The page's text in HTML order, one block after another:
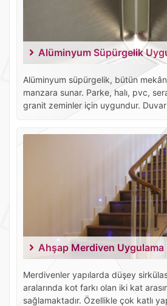
Alüminyum Süpürgelik
Alüminyum süpürgelik, bütün
manzara sunar. Parke, halı, pvc,
granit zeminler için uygundur.
noktalarda kullanılan alüminyum
güzel duyu ve şık hale getirir, kirliliği
Ahşap Merdiven Uygulama
Merdivenler yapılarda düşey
aralarında kot farkı olan iki kat
sağlamaktadır. Özellikle çok katlı